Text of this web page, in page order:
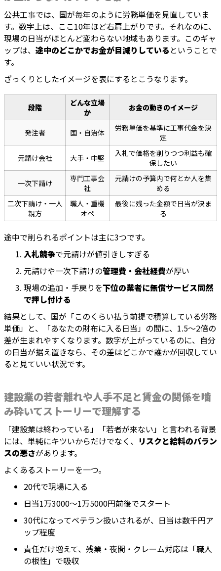
公共工事では、国が毎年のように労務単価を見直していま
す。数字上は、ここ10年ほど右肩上がりです。それなのに、
現場の日当がほとんど変わらない地域もあります。このギャ
ップは、 途中のどこかでお金が目減りしている ということで
す。
ざっくりとしたイメージを表にするとこうなります。
段階
どんな立場
か
お金の動きのイメージ
発注者 国・自治体
労務単価を基準に工事代金を決
定
元請け会社 大手・中堅
入札で価格を削りつつ利益も確
保したい
一次下請け
専門工事会
社
元請けの予算内で何とか人を集
める
二次下請け・一人
親方
職人・重機
オペ
最後に残った金額で日当が決ま
る
途中で削られるポイントは主に3つです。
入札競争で元請けが値引きしすぎる
元請けや一次下請けの管理費・会社経費が厚い
現場の追加・手戻りを下位の業者に無償サービス同然
で押し付ける
結果として、国が「このくらい払う前提で積算している労務
単価」と、「あなたの財布に入る日当」の間に、1.5〜2倍の
差が生まれやすくなります。数字が上がっているのに、自分
の日当が据え置きなら、その差はどこかで誰かが回収してい
ると見ていい状況です。
建設業の若者離れや人手不足と賃金の関係を噛
み砕いてストーリーで理解する
「建設業は終わっている」「若者が来ない」と言われる背景
には、単純にキツいからだけでなく、 リスクと給料のバラン
スの悪さがあります。
よくあるストーリーを一つ。
20代で現場に入る
日当1万3000〜1万5000円前後でスタート
30代になってベテラン扱いされるが、日当は数千円ア
ップ程度
責任だけ増えて、残業・夜間・クレーム対応は「職人
の根性」で吸収